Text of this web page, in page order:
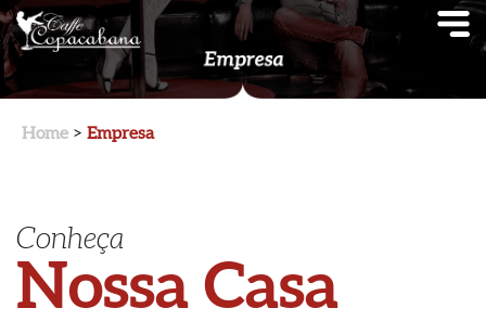
Home > Empresa
Conheça
Nossa Casa